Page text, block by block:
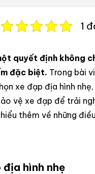
1
quyết định không
đặc biệt. Trong bài
xe đạp địa hình
vệ xe đạp để trải
thêm về những
địa hình nhẹ